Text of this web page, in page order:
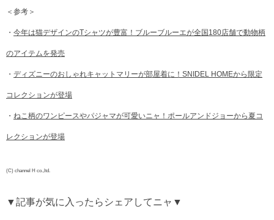
＜参考＞
・ 今年は猫デザインのTシャツが豊富！ブルーブルーエが全国180店舗で動物柄
のアイテムを発売
・ ディズニーのおしゃれキャットマリーが部屋着に！SNIDEL HOMEから限定
コレクションが登場
・ ねこ柄のワンピースやパジャマが可愛いニャ！ポールアンドジョーから夏コ
レクションが登場
(C) channel H co.,ltd.
▼記事が気に入ったらシェアしてニャ▼